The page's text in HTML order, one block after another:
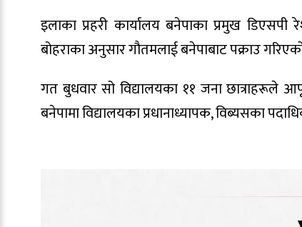
इलाका प्रहरी कार्यालय बनेपाका प्रमुख
बोहराका अनुसार गौतमलाई बनेपाबाट पक्राउ
गत बुधवार सो विद्यालयका ११ जना छात्राहरूले
बनेपामा विद्यालयका प्रधानाध्यापक, विब्यसका